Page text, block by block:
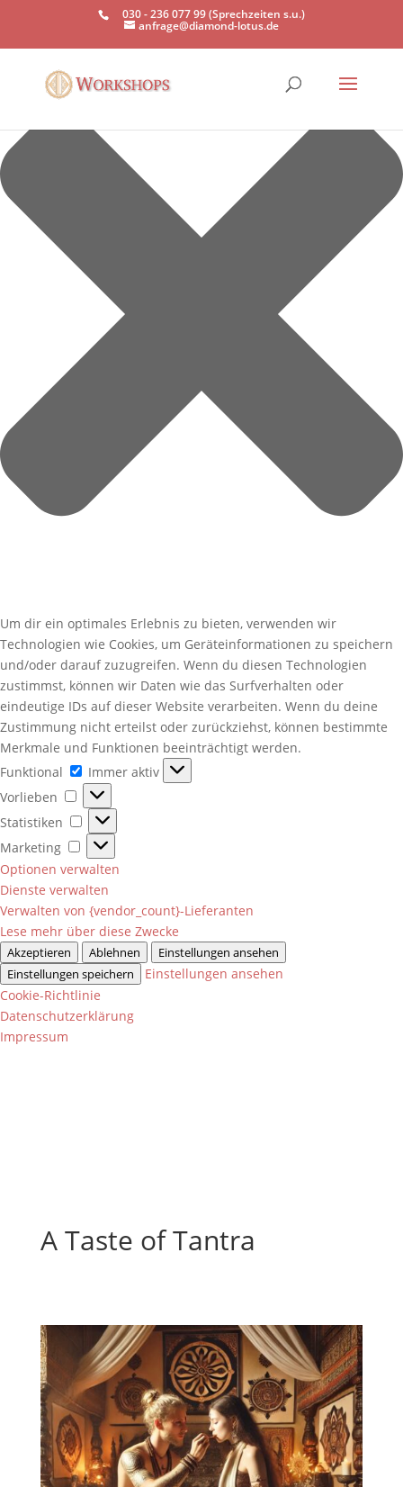
Einwilligung verwalten
Um dir ein optimales Erlebnis zu bieten, verwenden wir
Technologien wie Cookies, um Geräteinformationen zu speichern
und/oder darauf zuzugreifen. Wenn du diesen Technologien
zustimmst, können wir Daten wie das Surfverhalten oder
eindeutige IDs auf dieser Website verarbeiten. Wenn du deine
Zustimmung nicht erteilst oder zurückziehst, können bestimmte
Merkmale und Funktionen beeinträchtigt werden.
Funktional
Funktional
Immer aktiv
Vorlieben
Vorlieben
Statistiken
Statistiken
Marketing
Marketing
Optionen verwalten
Dienste verwalten
Verwalten von {vendor_count}-Lieferanten
Lese mehr über diese Zwecke
Akzeptieren Ablehnen
Einstellungen ansehen
Einstellungen speichern
Einstellungen ansehen
Cookie-Richtlinie
Datenschutzerklärung
Impressum
030 - 236 077 99 (Sprechzeiten s.u.)
anfrage@diamond-lotus.de
A Taste of Tantra